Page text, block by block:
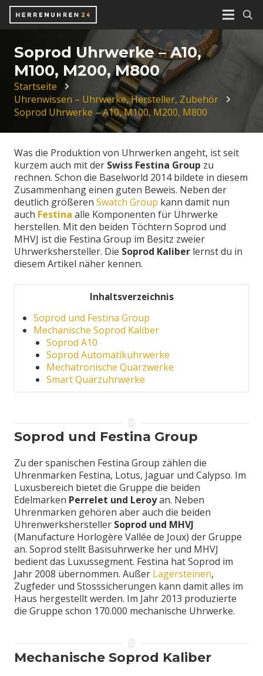
Soprod Uhrwerke – A10,
M100, M200, M800
Startseite
Uhrenwissen – Uhrwerke, Hersteller, Zubehör
Soprod Uhrwerke – A10, M100, M200, M800
Was die Produktion von Uhrwerken angeht, ist seit
kurzem auch mit der Swiss Festina Group zu
rechnen. Schon die Baselworld 2014 bildete in diesem
Zusammenhang einen guten Beweis. Neben der
deutlich größeren Swatch Group kann damit nun
auch Festina alle Komponenten für Uhrwerke
herstellen. Mit den beiden Töchtern Soprod und
MHVJ ist die Festina Group im Besitz zweier
Uhrwerkshersteller. Die Soprod Kaliber lernst du in
diesem Artikel näher kennen.
Inhaltsverzeichnis
Soprod und Festina Group
Mechanische Soprod Kaliber
Soprod A10
Soprod Automatikuhrwerke
Mechatronische Quarzwerke
Smart Quarzuhrwerke
Soprod und Festina Group
Zu der spanischen Festina Group zählen die
Uhrenmarken Festina, Lotus, Jaguar und Calypso. Im
Luxusbereich bietet die Gruppe die beiden
Edelmarken Perrelet und Leroyan. Neben
Uhrenmarken gehören aber auch die beiden
Uhrenwerkshersteller Soprod und MHVJ
(Manufacture Horlogère Vallée de Joux) der Gruppe
an. Soprod stellt Basisuhrwerke her und MHVJ
bedient das Luxussegment. Festina hat Soprod im
Jahr 2008 übernommen. Außer Lagersteinen,
Zugfeder und Stosssicherungen kann damit alles im
Haus hergestellt werden. Im Jahr 2013 produzierte
die Gruppe schon 170.000 mechanische Uhrwerke.
Mechanische Soprod Kaliber